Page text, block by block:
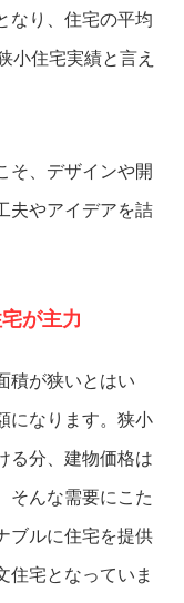
なり、住宅の平均
小住宅実績と言え
そ、デザインや開
夫やアイデアを詰
が主力
積が狭いとはい
になります。狭小
る分、建物価格は
そんな需要にこた
ブルに住宅を提供
住宅となっていま